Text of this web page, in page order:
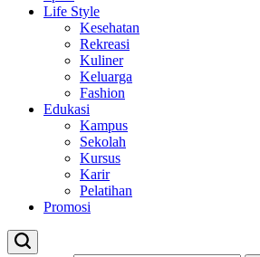
Life Style
Kesehatan
Rekreasi
Kuliner
Keluarga
Fashion
Edukasi
Kampus
Sekolah
Kursus
Karir
Pelatihan
Promosi